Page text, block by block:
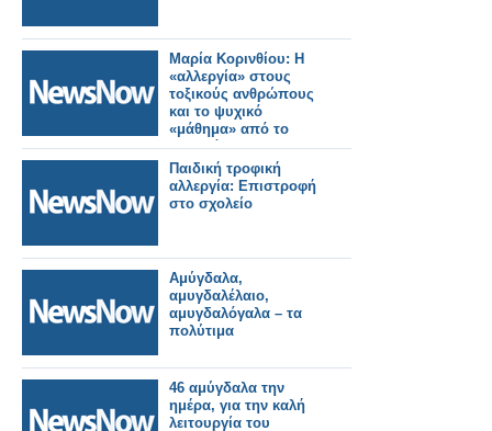
Μαρία Κορινθίου: H
«αλλεργία» στους
τοξικούς ανθρώπους
και το ψυχικό
«μάθημα» από το
Πρωινό του ΑΝΤ1
Παιδική τροφική
αλλεργία: Επιστροφή
στο σχολείο
Αμύγδαλα,
αμυγδαλέλαιο,
αμυγδαλόγαλα – τα
πολύτιμα
46 αμύγδαλα την
ημέρα, για την καλή
λειτουργία του